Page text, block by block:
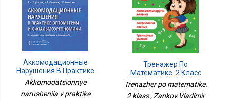
Аккомодационные
Нарушения В Практике
Оптометрии И
Офтальмоэргономики
Akkomodatsionnye
narusheniia v praktike
Тренажер По
Математике. 2 Класс
Trenazher po matematike.
2 klass , Zankov Vladimir